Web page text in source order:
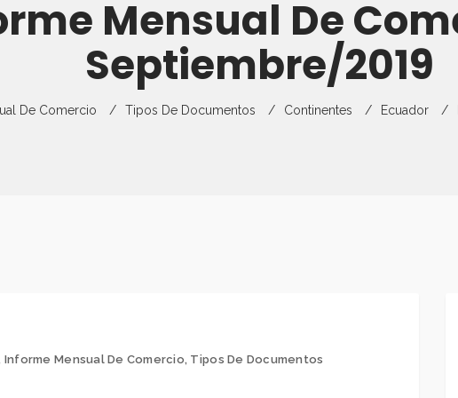
Gestión Del
Requisitos De
Flyers
Estudios De
Guías
Ficha Técnica
Curso Virtual
Partners
Preguntas Frecuentes
Mensual De
Septiembre/2019
De Comercio Tipos De Documentos Continentes Ecuador
Informe Mensual De Comercio, Tipos De Documentos